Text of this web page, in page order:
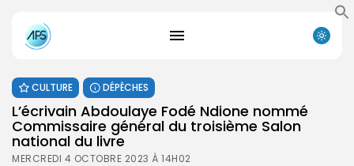
CULTURE DÉPÊCHES
L’écrivain Abdoulaye Fodé Ndione nommé
Commissaire général du troisième Salon
national du livre
MERCREDI 4 OCTOBRE 2023 À 14H02